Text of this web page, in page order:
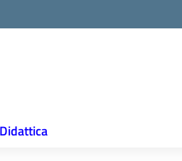
Didattica